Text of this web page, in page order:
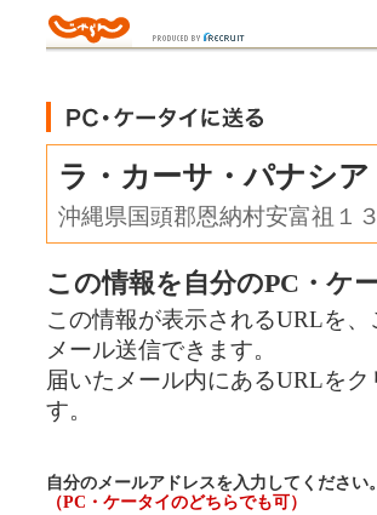
ラ・カーサ・パナシ
沖縄県国頭郡恩納村安富祖１
この情報を自分のPC・ケ
この情報が表示されるURLを
メール送信できます。
届いたメール内にあるURLを
す。
自分のメールアドレスを入力してください
（PC・ケータイのどちらでも可）